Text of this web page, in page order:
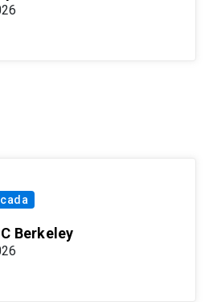
Berkeley